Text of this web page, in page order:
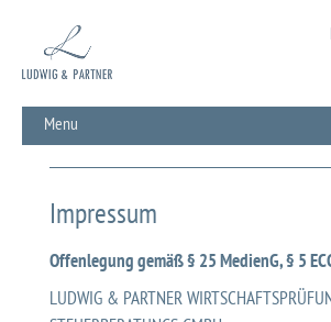
Menu
Impressum
Offenlegung gemäß § 25 MedienG, § 5
LUDWIG & PARTNER